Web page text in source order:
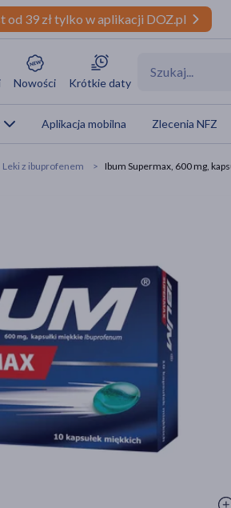
od 39 zł tylko w aplikacji DOZ.pl
Nowości Krótkie daty
Aplikacja mobilna Zlecenia NFZ
Leki z ibuprofenem Ibum Supermax, 600 mg,